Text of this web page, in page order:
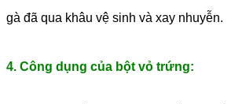
gà đã qua khâu vệ sinh và xay nhuyễn.
4. Công dụng của bột vỏ trứng: